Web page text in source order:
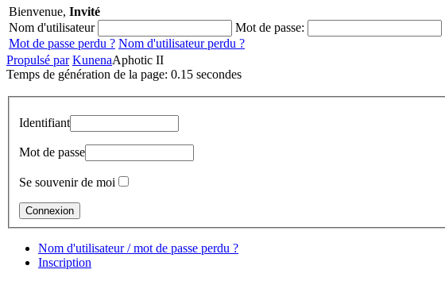
Bienvenue, Invité
Nom d'utilisateur
Mot de passe:
Mot de passe perdu ? Nom d'utilisateur perdu ?
Propulsé par KunenaAphotic II
Temps de génération de la page: 0.15 secondes
Identifiant
Mot de passe
Se souvenir de moi
Nom d'utilisateur / mot de passe perdu ?
Inscription